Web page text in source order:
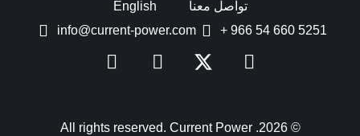
تواصل معنا
English
info@current-power.com
+ 966 54 660 5251
© 2026. All rights reserved. Current Power